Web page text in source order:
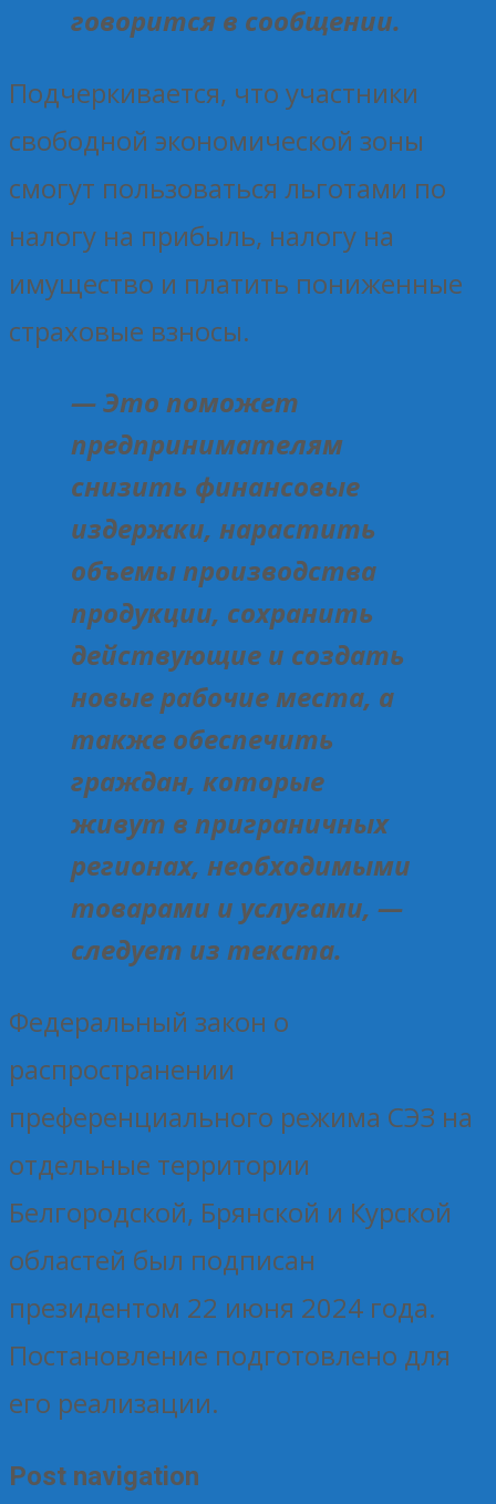
говорится в сообщении.
Подчеркивается, что участники
свободной экономической зоны
смогут пользоваться льготами по
налогу на прибыль, налогу на
имущество и платить пониженные
страховые взносы.
— Это поможет
предпринимателям
снизить финансовые
издержки, нарастить
объемы производства
продукции, сохранить
действующие и создать
новые рабочие места, а
также обеспечить
граждан, которые
живут в приграничных
регионах, необходимыми
товарами и услугами, —
следует из текста.
Федеральный закон о
распространении
преференциального режима СЭЗ на
отдельные территории
Белгородской, Брянской и Курской
областей был подписан
президентом 22 июня 2024 года.
Постановление подготовлено для
его реализации.
Post navigation